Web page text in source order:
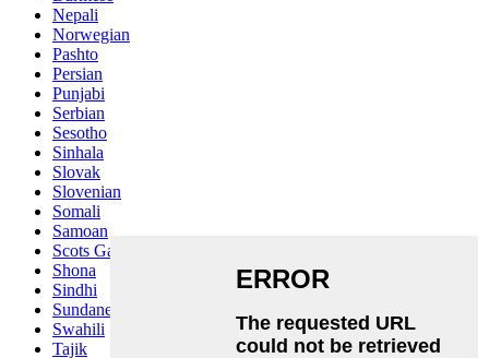
Nepali
Norwegian
Pashto
Persian
Punjabi
Serbian
Sesotho
Sinhala
Slovak
Slovenian
Somali
Samoan
Scots Gaelic
Shona
Sindhi
Sundanese
Swahili
Tajik